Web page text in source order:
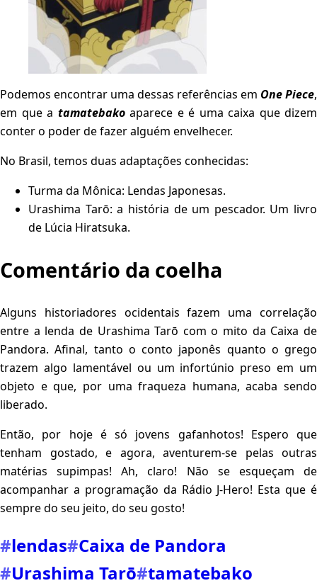
Podemos encontrar uma dessas referências em One Piece,
em que a tamatebakoaparece e é uma caixa que dizem
conter o poder de fazer alguém envelhecer.
No Brasil, temos duas adaptações conhecidas:
Turma da Mônica: Lendas Japonesas.
Urashima Tarō: a história de um pescador. Um livro
de Lúcia Hiratsuka.
Comentário da coelha
Alguns historiadores ocidentais fazem uma correlação
entre a lenda de Urashima Tarō com o mito da Caixa de
Pandora. Afinal, tanto o conto japonês quanto o grego
trazem algo lamentável ou um infortúnio preso em um
objeto e que, por uma fraqueza humana, acaba sendo
liberado.
Então, por hoje é só jovens gafanhotos! Espero que
tenham gostado, e agora, aventurem-se pelas outras
matérias supimpas! Ah, claro! Não se esqueçam de
acompanhar a programação da Rádio J-Hero! Esta que é
sempre do seu jeito, do seu gosto!
#lendas#Caixa de Pandora
#Urashima Tarō#tamatebako